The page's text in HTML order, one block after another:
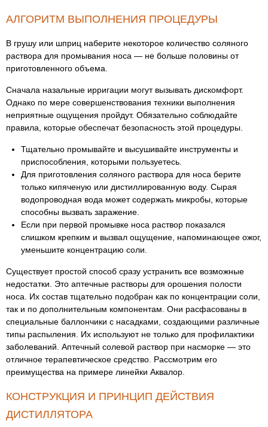
АЛГОРИТМ ВЫПОЛНЕНИЯ ПРОЦЕДУРЫ
В грушу или шприц наберите некоторое количество соляного
раствора для промывания носа — не больше половины от
приготовленного объема.
Сначала назальные ирригации могут вызывать дискомфорт.
Однако по мере совершенствования техники выполнения
неприятные ощущения пройдут. Обязательно соблюдайте
правила, которые обеспечат безопасность этой процедуры.
Тщательно промывайте и высушивайте инструменты и
приспособления, которыми пользуетесь.
Для приготовления соляного раствора для носа берите
только кипяченую или дистиллированную воду. Сырая
водопроводная вода может содержать микробы, которые
способны вызвать заражение.
Если при первой промывке носа раствор показался
слишком крепким и вызвал ощущение, напоминающее ожог,
уменьшите концентрацию соли.
Существует простой способ сразу устранить все возможные
недостатки. Это аптечные растворы для орошения полости
носа. Их состав тщательно подобран как по концентрации соли,
так и по дополнительным компонентам. Они расфасованы в
специальные баллончики с насадками, создающими различные
типы распыления. Их используют не только для профилактики
заболеваний. Аптечный солевой раствор при насморке — это
отличное терапевтическое средство. Рассмотрим его
преимущества на примере линейки Аквалор.
КОНСТРУКЦИЯ И ПРИНЦИП ДЕЙСТВИЯ
ДИСТИЛЛЯТОРА